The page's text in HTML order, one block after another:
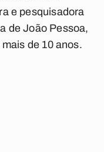
e pesquisadora
de João Pessoa,
de 10 anos.